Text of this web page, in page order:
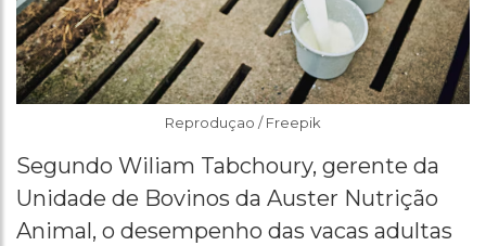
Reproduçao / Freepik
Segundo Wiliam Tabchoury, gerente da
Unidade de Bovinos da Auster Nutrição
Animal, o desempenho das vacas adultas